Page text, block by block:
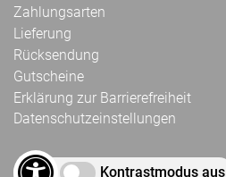
Zahlungsarten
Lieferung
Rücksendung
Gutscheine
Erklärung zur Barrierefreiheit
Datenschutzeinstellungen
Kontrastmodus aus